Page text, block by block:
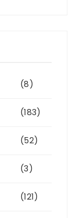
(8)
(183)
(52)
(3)
(121)